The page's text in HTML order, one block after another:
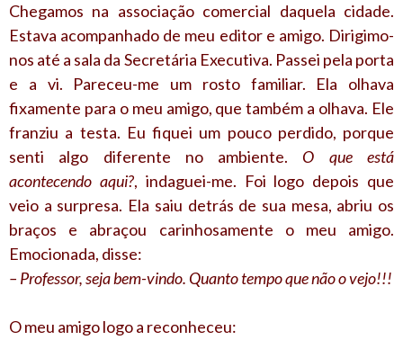
Chegamos na associação comercial daquela cidade.
Estava acompanhado de meu editor e amigo. Dirigimo-
nos até a sala da Secretária Executiva. Passei pela porta
e a vi. Pareceu-me um rosto familiar. Ela olhava
fixamente para o meu amigo, que também a olhava. Ele
franziu a testa. Eu fiquei um pouco perdido, porque
senti algo diferente no ambiente. O que está
acontecendo aqui?, indaguei-me. Foi logo depois que
veio a surpresa. Ela saiu detrás de sua mesa, abriu os
braços e abraçou carinhosamente o meu amigo.
Emocionada, disse:
– Professor, seja bem-vindo. Quanto tempo que não o vejo!!!
O meu amigo logo a reconheceu: